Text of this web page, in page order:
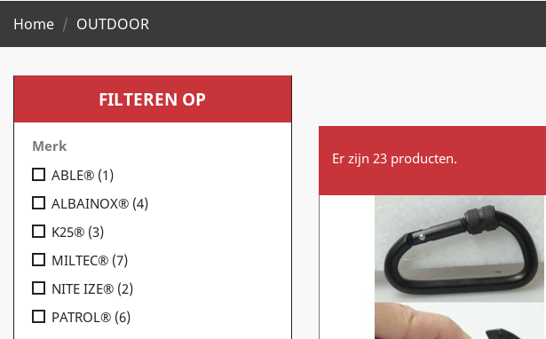
Home OUTDOOR
FILTEREN OP
Merk
ABLE® (1)
ALBAINOX® (4)
K25® (3)
MILTEC® (7)
NITE IZE® (2)
PATROL® (6)
Er zijn 23 producten.